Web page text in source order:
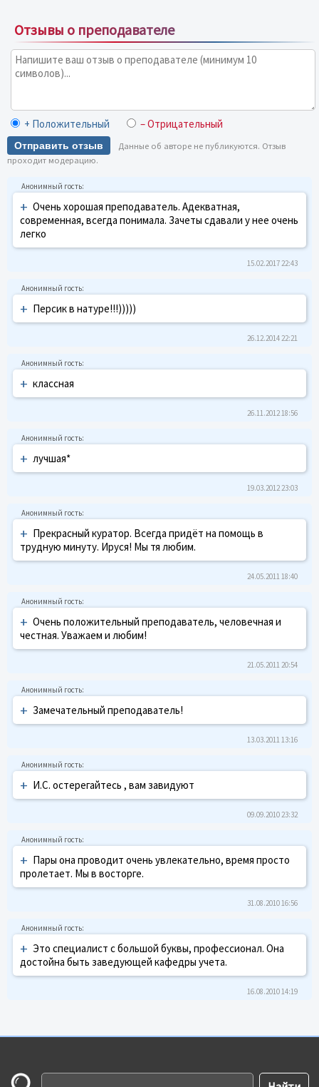
Отзывы о преподавателе
+ Положительный – Отрицательный
Отправить отзыв
Данные об авторе не публикуются. Отзыв
проходит модерацию.
+ Очень хорошая преподаватель. Адекватная,
современная, всегда понимала. Зачеты сдавали у нее очень
легко
15.02.2017 22:43
+ Персик в натуре!!!)))))
26.12.2014 22:21
+ классная
26.11.2012 18:56
+ лучшая*
19.03.2012 23:03
+ Прекрасный куратор. Всегда придёт на помощь в
трудную минуту. Ируся! Мы тя любим.
24.05.2011 18:40
+ Очень положительный преподаватель, человечная и
честная. Уважаем и любим!
21.05.2011 20:54
+ Замечательный преподаватель!
13.03.2011 13:16
+ И.С. остерегайтесь , вам завидуют
09.09.2010 23:32
+ Пары она проводит очень увлекательно, время просто
пролетает. Мы в восторге.
31.08.2010 16:56
+ Это специалист с большой буквы, профессионал. Она
достойна быть заведующей кафедры учета.
16.08.2010 14:19